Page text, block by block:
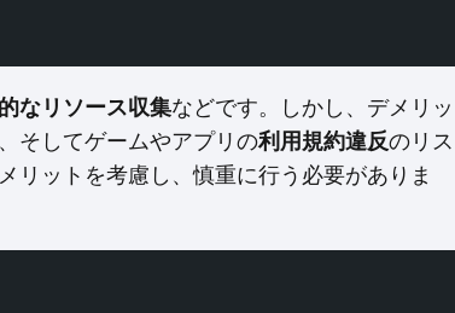
なリソース収集などです。しかし、デメリッ
、そしてゲームやアプリの利用規約違反のリス
リットを考慮し、慎重に行う必要がありま